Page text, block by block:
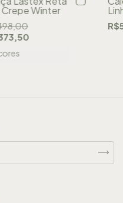
Crepe Winter